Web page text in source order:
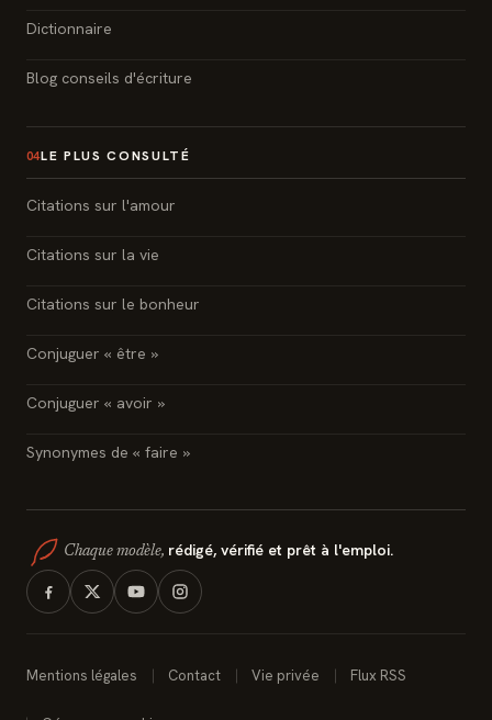
Dictionnaire
Blog conseils d'écriture
04LE PLUS CONSULTÉ
Citations sur l'amour
Citations sur la vie
Citations sur le bonheur
Conjuguer « être »
Conjuguer « avoir »
Synonymes de « faire »
Chaque modèle, rédigé, vérifié et prêt à l'emploi.
Mentions légales Contact Vie privée Flux RSS